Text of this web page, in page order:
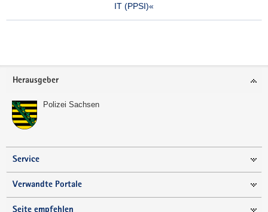
IT (PPSI)«
Footer-
Herausgeber
Polizei Sachsen
Service
Verwandte Portale
Seite empfehlen